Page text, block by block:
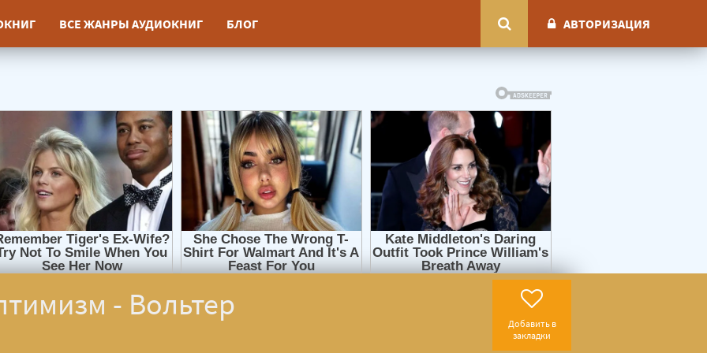
ВСЕ ЖАНРЫ АУДИОКНИГ БЛОГ АВТОРИЗАЦИЯ
- Вольтер
Добавить в
закладки